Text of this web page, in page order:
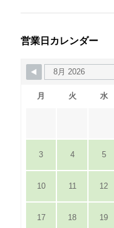
営業日カレンダー
月 火 水
3 4 5
10 11 12
17 18 19